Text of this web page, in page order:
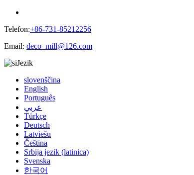
Telefon:+86-731-85212256
Email: deco_mill@126.com
Jezik
slovenščina
English
Português
عربي
Türkçe
Deutsch
Latviešu
Čeština
Srbija jezik (latinica)
Svenska
한국어